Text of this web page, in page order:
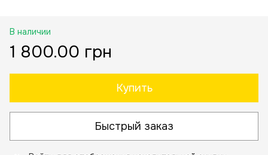
В наличии
1 800.00 грн
Купить
Быстрый заказ